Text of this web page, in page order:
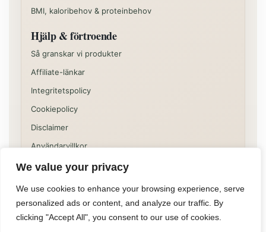
We value your privacy
We use cookies to enhance your browsing experience, serve
personalized ads or content, and analyze our traffic. By
clicking "Accept All", you consent to our use of cookies.
BMI, kaloribehov & proteinbehov
Hjälp & förtroende
Så granskar vi produkter
Affiliate-länkar
Integritetspolicy
Cookiepolicy
Disclaimer
Användarvillkor
Vissa delar av sajten kan innehålla kommersiella
rekommendationer eller affiliatelänkar. Innehållet på
Allformen är informativt och ska inte ses som individuell
medicinsk, juridisk eller finansiell rådgivning.